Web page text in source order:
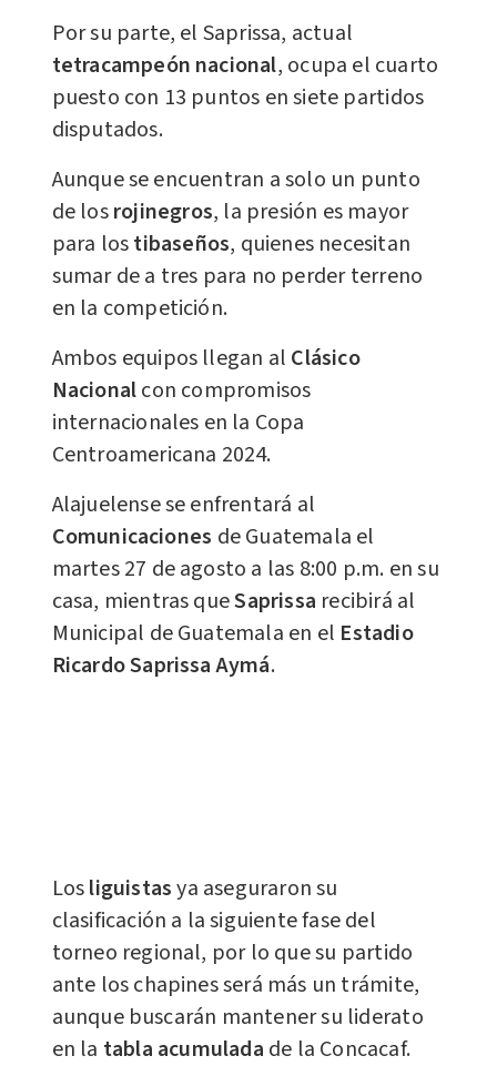
Por su parte, el Saprissa, actual
tetracampeón nacional, ocupa el cuarto
puesto con 13 puntos en siete partidos
disputados.
Aunque se encuentran a solo un punto
de losrojinegros, la presión es mayor
para lostibaseños, quienes necesitan
sumar de a tres para no perder terreno
en la competición.
Ambos equipos llegan al Clásico
Nacionalcon compromisos
internacionales en la Copa
Centroamericana 2024.
Alajuelense se enfrentará al
Comunicaciones de Guatemala el
martes 27 de agosto a las 8:00 p.m. en su
casa, mientras queSaprissa recibirá al
Municipal de Guatemala en el Estadio
Ricardo Saprissa Aymá.
Losliguistasya aseguraron su
clasificación a la siguiente fase del
torneo regional, por lo que su partido
ante los chapines será más un trámite,
aunque buscarán mantener su liderato
en la tabla acumulada de la Concacaf.